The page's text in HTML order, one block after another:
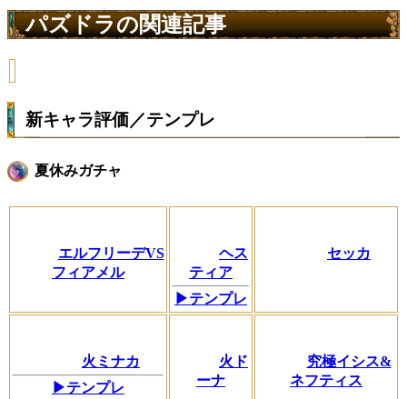
パズドラの関連記事
新キャラ評価／テンプレ
夏休みガチャ
エルフリーデVS
フィアメル
ヘス
ティア
▶テンプレ
セッカ
火ミナカ
▶テンプレ
火ド
ーナ
究極イシス&
ネフティス